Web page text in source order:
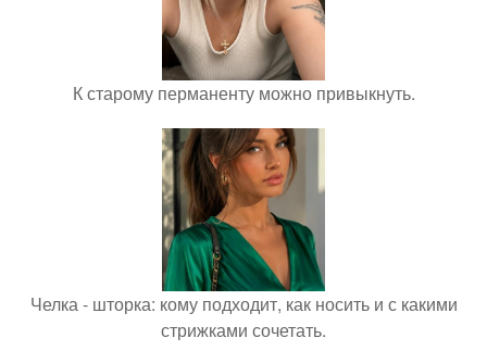
К старому перманенту можно привыкнуть.
Челка - шторка: кому подходит, как носить и с какими
стрижками сочетать.